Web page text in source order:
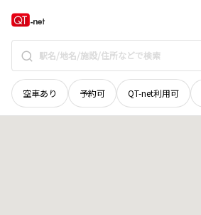
空車あり 予約可 QT-net利用可
北海道